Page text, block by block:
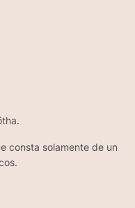
consta solamente de un